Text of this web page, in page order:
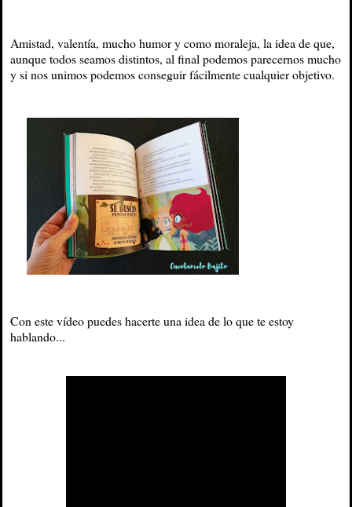
Amistad, valentía, mucho humor y como moraleja, la idea de que,
aunque todos seamos distintos, al final podemos parecernos mucho
y si nos unimos podemos conseguir fácilmente cualquier objetivo.
Con este vídeo puedes hacerte una idea de lo que te estoy
hablando...